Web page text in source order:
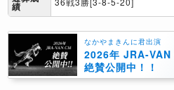
績
なかやまきんに君出演
2026年 JRA-VAN
絶賛公開中！！